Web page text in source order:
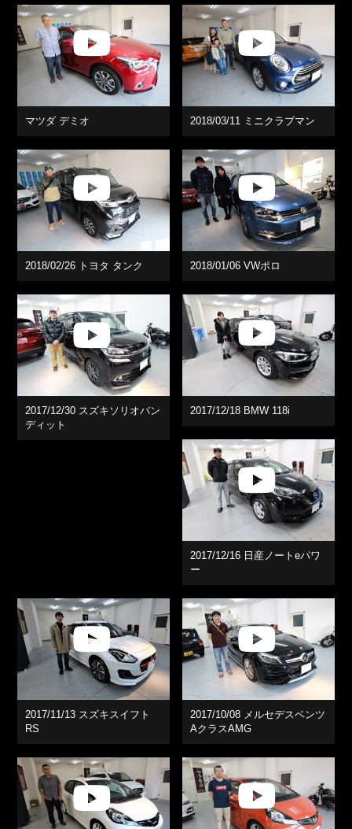
マツダ デミオ 2018/03/11 ミニクラブマン
2018/02/26 トヨタ タンク 2018/01/06 VWポロ
2017/12/30 スズキソリオバン
ディット
2017/12/18 BMW 118i
2017/12/16 日産ノートeパワ
ー
2017/11/13 スズキスイフト
RS
2017/10/08 メルセデスベンツ
AクラスAMG